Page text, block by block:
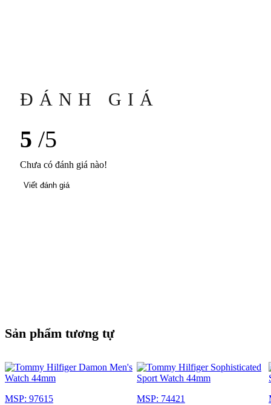
ĐÁNH GIÁ
5 /5
Chưa có đánh giá nào!
Viết đánh giá
Sản phẩm tương tự
MSP: 97615
MSP: 74421